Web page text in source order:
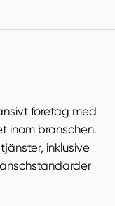
företag med
inom branschen.
inklusive